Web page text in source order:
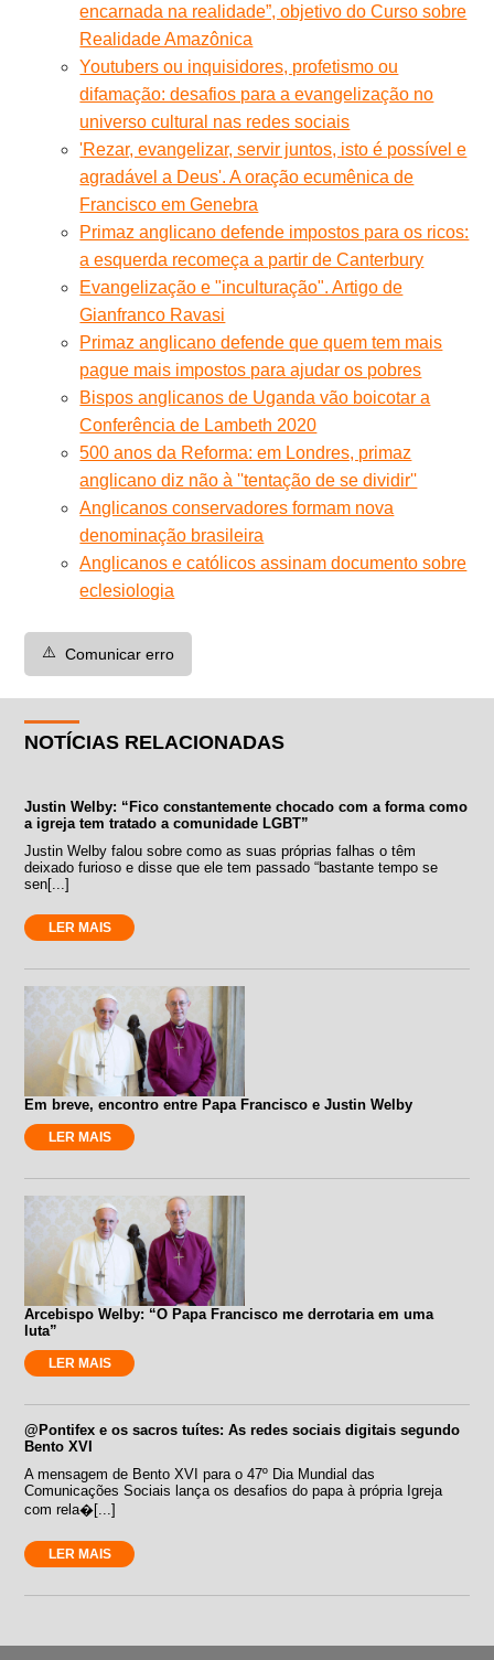
encarnada na realidade”, objetivo do Curso sobre
Realidade Amazônica
Youtubers ou inquisidores, profetismo ou
difamação: desafios para a evangelização no
universo cultural nas redes sociais
'Rezar, evangelizar, servir juntos, isto é possível e
agradável a Deus'. A oração ecumênica de
Francisco em Genebra
Primaz anglicano defende impostos para os ricos:
a esquerda recomeça a partir de Canterbury
Evangelização e "inculturação". Artigo de
Gianfranco Ravasi
Primaz anglicano defende que quem tem mais
pague mais impostos para ajudar os pobres
Bispos anglicanos de Uganda vão boicotar a
Conferência de Lambeth 2020
500 anos da Reforma: em Londres, primaz
anglicano diz não à ''tentação de se dividir''
Anglicanos conservadores formam nova
denominação brasileira
Anglicanos e católicos assinam documento sobre
eclesiologia
⚠️ Comunicar erro
NOTÍCIAS RELACIONADAS
Justin Welby: “Fico constantemente chocado com a forma como
a igreja tem tratado a comunidade LGBT”
Justin Welby falou sobre como as suas próprias falhas o têm
deixado furioso e disse que ele tem passado “bastante tempo se
sen[...]
LER MAIS
Em breve, encontro entre Papa Francisco e Justin Welby
LER MAIS
Arcebispo Welby: “O Papa Francisco me derrotaria em uma
luta”
LER MAIS
@Pontifex e os sacros tuítes: As redes sociais digitais segundo
Bento XVI
A mensagem de Bento XVI para o 47º Dia Mundial das
Comunicações Sociais lança os desafios do papa à própria Igreja
com rela�[...]
LER MAIS